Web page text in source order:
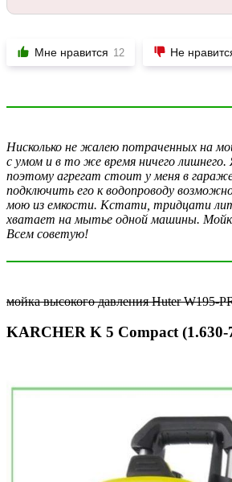
Мне нравится 12 Не
Нисколько не жалею потраченных на
с умом и в то же время ничего лишнего.
поэтому агрегат стоит у меня в
подключить его к водопроводу
мою из емкости. Кстати, тридцати
хватает на мытье одной машины.
Всем советую!
мойка высокого давления Huter W195-
KARCHER K 5 Compact (1.630-